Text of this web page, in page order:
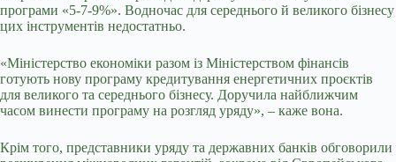
програми «5-7-9%». Водночас для середнього й великого бізнесу
цих інструментів недостатньо.
«Міністерство економіки разом із Міністерством фінансів
готують нову програму кредитування енергетичних проєктів
для великого та середнього бізнесу. Доручила найближчим
часом винести програму на розгляд уряду», – каже вона.
Крім того, представники уряду та державних банків обговорили